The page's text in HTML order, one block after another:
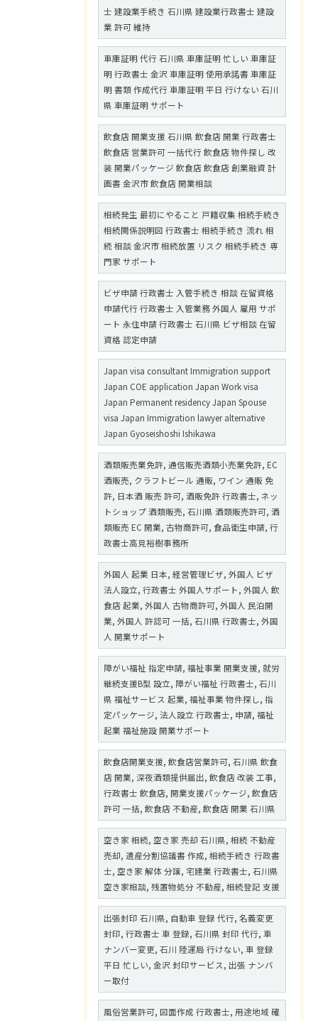
士 建設業手続き 石川県 建設業行政書士 建設
業 許可 維持
車庫証明 代行 石川県 車庫証明 忙しい 車庫証
明 行政書士 金沢 車庫証明 使用承諾書 車庫証
明 書類 作成代行 車庫証明 平日 行けない 石川
県 車庫証明 サポート
飲食店 開業支援 石川県 飲食店 開業 行政書士
飲食店 営業許可 一括代行 飲食店 物件探し 改
装 開業パッケージ 飲食店 飲食店 創業融資 計
画書 金沢市 飲食店 開業相談
相続発生 最初にやること 戸籍収集 相続手続き
相続関係説明図 行政書士 相続手続き 流れ 相
続 相談 金沢市 相続放置 リスク 相続手続き 専
門家 サポート
ビザ申請 行政書士 入管手続き 相談 在留資格
申請代行 行政書士 入管業務 外国人 雇用 サポ
ート 永住申請 行政書士 石川県 ビザ相談 在留
資格 認定申請
Japan visa consultant Immigration support
Japan COE application Japan Work visa
Japan Permanent residency Japan Spouse
visa Japan Immigration lawyer alternative
Japan Gyoseishoshi Ishikawa
酒類販売業免許, 通信販売酒類小売業免許, EC
酒販売, クラフトビール 通販, ワイン 通販 免
許, 日本酒 販売 許可, 酒販免許 行政書士, ネッ
トショップ 酒類販売, 石川県 酒類販売許可, 酒
類販売 EC 開業, 古物商許可, 食品衛生申請, 行
政書士高見裕樹事務所
外国人 起業 日本, 経営管理ビザ, 外国人 ビザ
法人設立, 行政書士 外国人サポート, 外国人 飲
食店 起業, 外国人 古物商許可, 外国人 民泊開
業, 外国人 許認可 一括, 石川県 行政書士, 外国
人 開業サポート
障がい福祉 指定申請, 福祉事業 開業支援, 就労
継続支援B型 設立, 障がい福祉 行政書士, 石川
県 福祉サービス 起業, 福祉事業 物件探し, 指
定パッケージ, 法人設立 行政書士, 申請, 福祉
起業 福祉施設 開業サポート
飲食店開業支援, 飲食店営業許可, 石川県 飲食
店 開業, 深夜酒類提供届出, 飲食店 改装 工事,
行政書士 飲食店, 開業支援パッケージ, 飲食店
許可 一括, 飲食店 不動産, 飲食店 開業 石川県
空き家 相続, 空き家 売却 石川県, 相続 不動産
売却, 遺産分割協議書 作成, 相続手続き 行政書
士, 空き家 解体 分譲, 宅建業 行政書士, 石川県
空き家相談, 残置物処分 不動産, 相続登記 支援
出張封印 石川県, 自動車 登録 代行, 名義変更
封印, 行政書士 車 登録, 石川県 封印 代行, 車
ナンバー変更, 石川 陸運局 行けない, 車 登録
平日 忙しい, 金沢 封印サービス, 出張 ナンバ
ー取付
風俗営業許可, 図面作成 行政書士, 用途地域 確